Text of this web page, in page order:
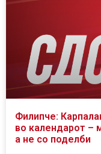
Филипче:
во календарот –
а не со поделби